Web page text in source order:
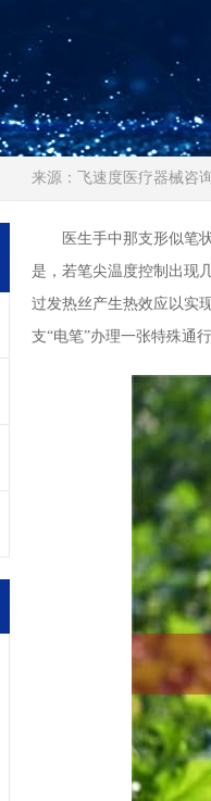
来源： 飞速度医疗器械咨
医生手中那支形似笔状
是，若笔尖温度控制出现
过发热丝产生热效应以实
支“电笔”办理一张特殊通